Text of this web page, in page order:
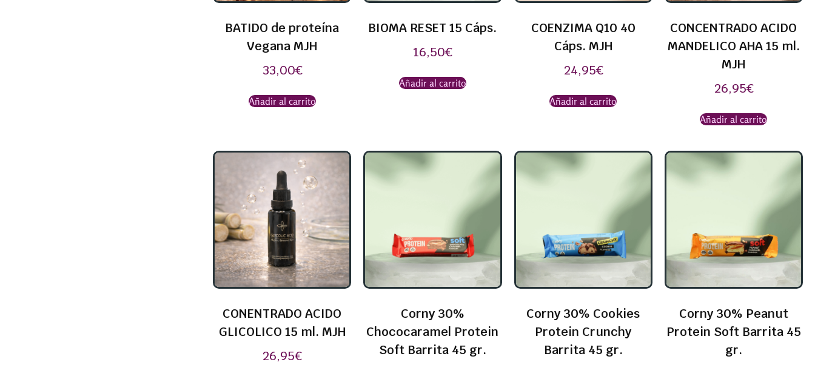
BATIDO de proteína
Vegana MJH
33,00€
Añadir al carrito
BIOMA RESET 15 Cáps.
16,50€
Añadir al carrito
COENZIMA Q10 40
Cáps. MJH
24,95€
Añadir al carrito
CONCENTRADO ACIDO
MANDELICO AHA 15 ml.
MJH
26,95€
Añadir al carrito
CONENTRADO ACIDO
GLICOLICO 15 ml. MJH
26,95€
Corny 30%
Chococaramel Protein
Soft Barrita 45 gr.
Corny 30% Cookies
Protein Crunchy
Barrita 45 gr.
Corny 30% Peanut
Protein Soft Barrita 45
gr.